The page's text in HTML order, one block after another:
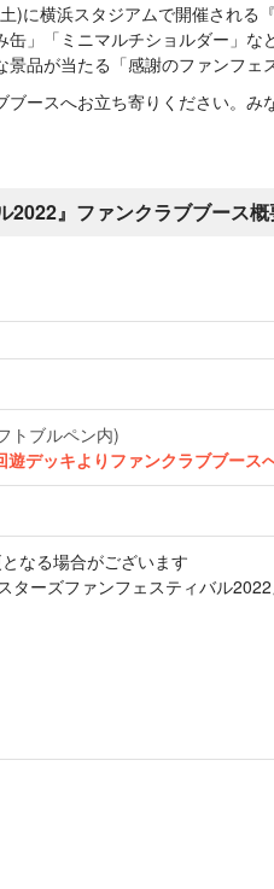
に横浜スタジアムで開催される
」「ミニマルチショルダー」
品が当たる「感謝のファンフェ
ースへお立ち寄りください。み
2022』ファンクラブブース
トブルペン内)
遊デッキよりファンクラブブース
なる場合がございます
ターズファンフェスティバル